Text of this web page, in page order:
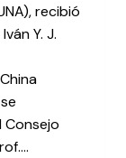
recibió
Y. J.
Consejo